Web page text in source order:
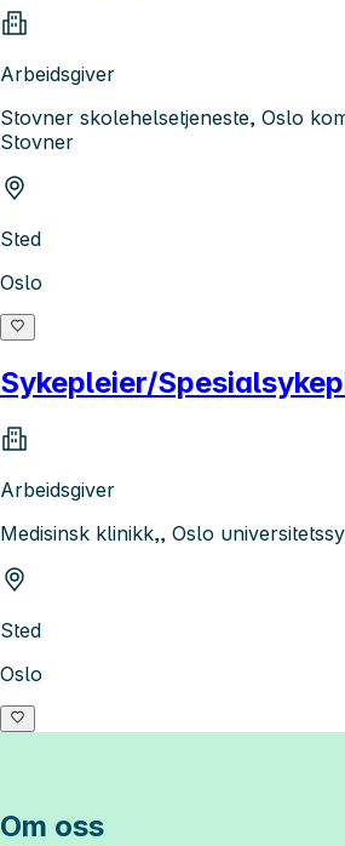
Arbeidsgiver
Stovner skolehelsetjeneste, Oslo
Stovner
Sted
Oslo
Sykepleier/
Arbeidsgiver
Medisinsk klinikk,, Oslo
Sted
Oslo
Om oss